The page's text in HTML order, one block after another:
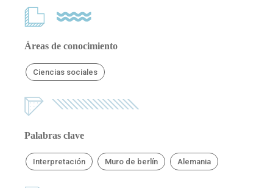
Áreas de conocimiento
Ciencias sociales
Palabras clave
Interpretación Muro de berlín Alemania